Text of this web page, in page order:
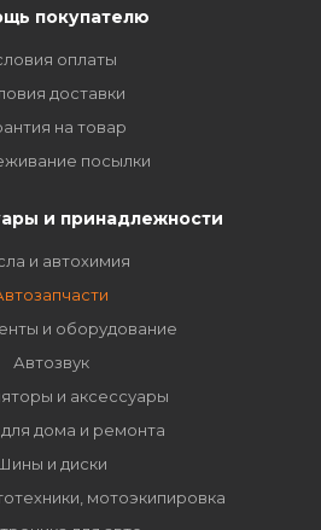
покупателю
оплаты
доставки
на товар
посылки
и принадлежности
и автохимия
и оборудование
Автозвук
и аксессуары
дома и ремонта
и диски
мотоэкипировка